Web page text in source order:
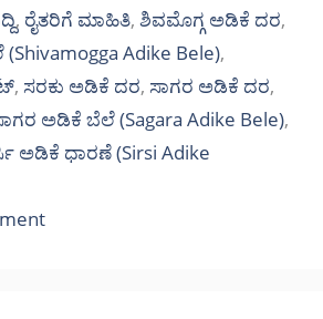
, ರೈತರಿಗೆ ಮಾಹಿತಿ, ಶಿವಮೊಗ್ಗ ಅಡಿಕೆ ದರ,
Adike Bele),
, ಸರಕು ಅಡಿಕೆ ದರ, ಸಾಗರ ಅಡಿಕೆ ದರ,
ಅಡಿಕೆ ಬೆಲೆ (Sagara Adike Bele),
ಅಡಿಕೆ ಧಾರಣೆ (Sirsi Adike